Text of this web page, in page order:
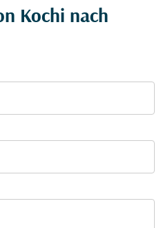
Kochi nach